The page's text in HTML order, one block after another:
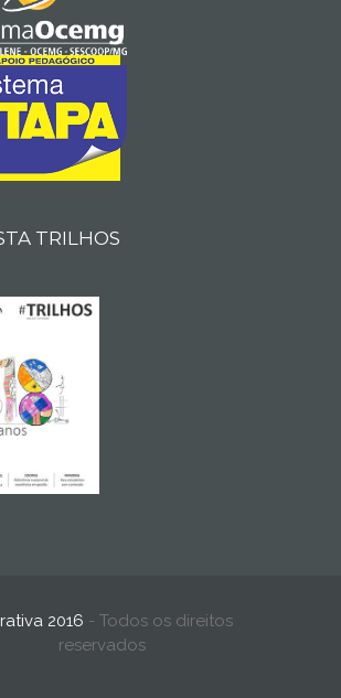
TRILHOS
2016 - Todos os direitos
reservados